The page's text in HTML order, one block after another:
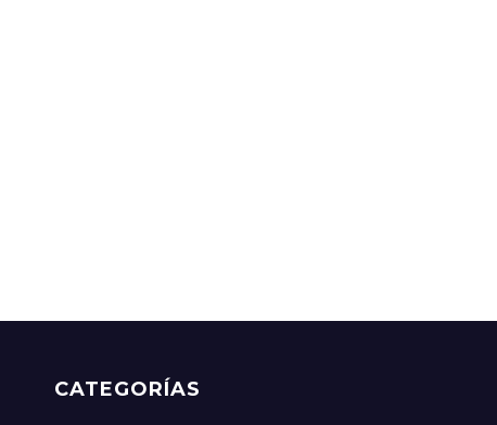
CATEGORÍAS